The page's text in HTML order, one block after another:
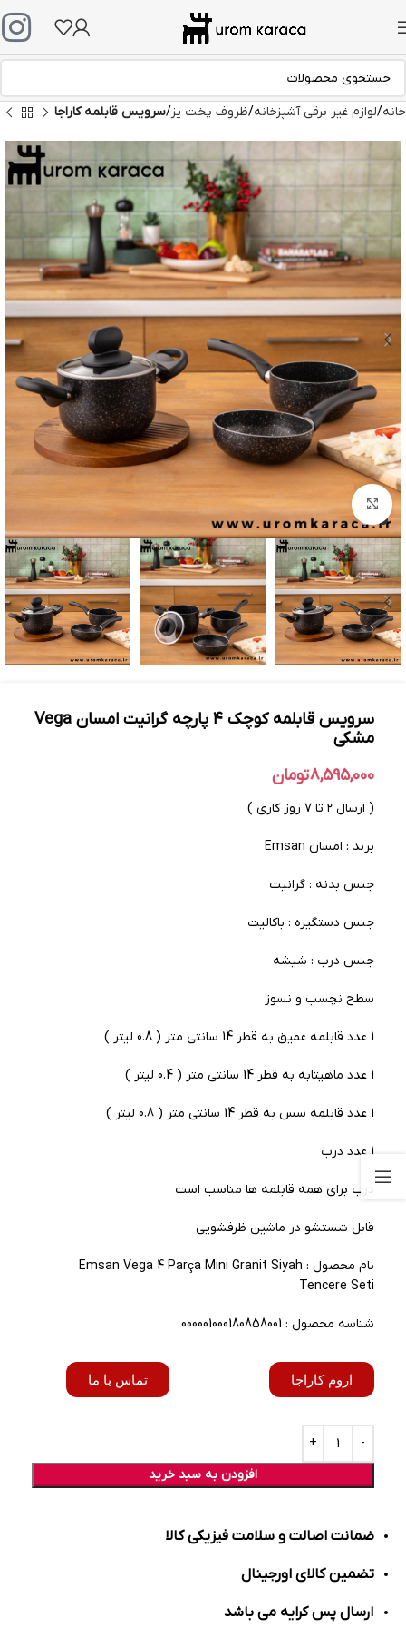
خانه لوازم غیر برقی آشپزخانه ظروف پخت پز سرویس قابلمه کاراجا
بزرگنمایی تصویر
سرویس قابلمه کوچک ۴ پارچه گرانیت امسان Vega
مشکی
8,595,000تومان
( ارسال ۲ تا ۷ روز کاری )
برند : امسان Emsan
جنس بدنه : گرانیت
جنس دستگیره : باکالیت
جنس درب : شیشه
سطح نچسب و نسوز
1 عدد قابلمه عمیق به قطر 14 سانتی متر ( 0.8 لیتر )
1 عدد ماهیتابه به قطر 14 سانتی متر ( 0.4 لیتر )
1 عدد قابلمه سس به قطر 14 سانتی متر ( 0.8 لیتر )
1 عدد درب
درب برای همه قابلمه ها مناسب است
قابل شستشو در ماشین ظرفشویی
نام محصول : Emsan Vega 4 Parça Mini Granit Siyah
Tencere Seti
شناسه محصول : 000001000180858001
اروم کاراجا تماس با ما
افزودن به سبد خرید
ضمانت اصالت و سلامت فیزیکی کالا
تضمین کالای اورجینال
ارسال پس کرایه می باشد